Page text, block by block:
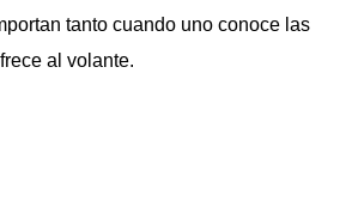
tanto cuando uno conoce las
al volante.